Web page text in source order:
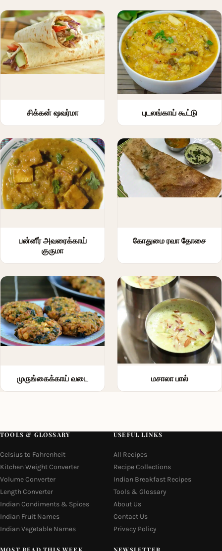
சிக்கன் ஷவர்மா புடலங்காய் கூட்டு
பன்னீர் அவரைக்காய்
குருமா
கோதுமை ரவா தோசை
முருங்கைக்காய் வடை மசாலா பால்
TOOLS & GLOSSARY
Celsius to Fahrenheit
Kitchen Weight Converter
Volume Converter
Length Converter
Indian Condiments & Spices
Indian Fruit Names
Indian Vegetable Names
USEFUL LINKS
All Recipes
Recipe Collections
Indian Breakfast Recipes
Tools & Glossary
About Us
Contact Us
Privacy Policy